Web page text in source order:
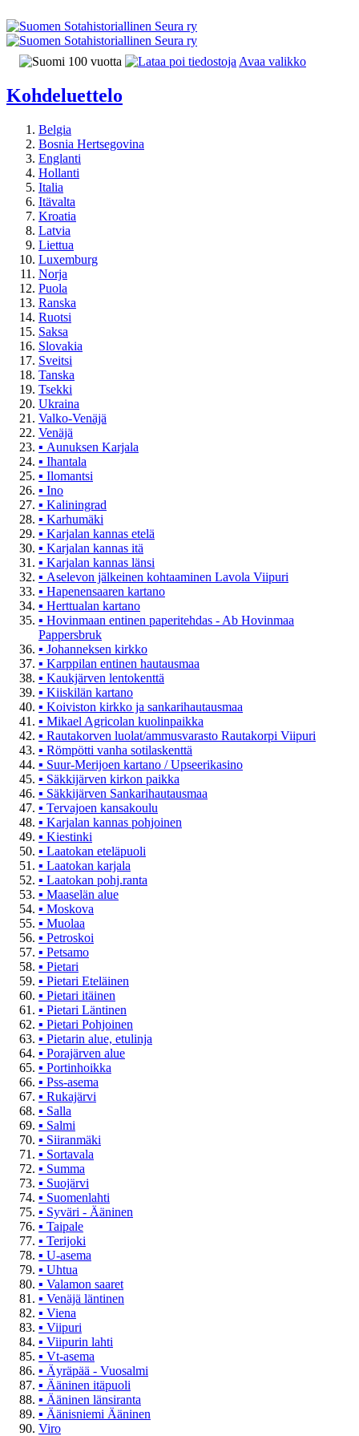
Avaa valikko
Kohdeluettelo
Belgia
Bosnia Hertsegovina
Englanti
Hollanti
Italia
Itävalta
Kroatia
Latvia
Liettua
Luxemburg
Norja
Puola
Ranska
Ruotsi
Saksa
Slovakia
Sveitsi
Tanska
Tsekki
Ukraina
Valko-Venäjä
Venäjä
▪ Aunuksen Karjala
▪ Ihantala
▪ Ilomantsi
▪ Ino
▪ Kaliningrad
▪ Karhumäki
▪ Karjalan kannas etelä
▪ Karjalan kannas itä
▪ Karjalan kannas länsi
▪ Aselevon jälkeinen kohtaaminen Lavola Viipuri
▪ Hapenensaaren kartano
▪ Herttualan kartano
▪ Hovinmaan entinen paperitehdas - Ab Hovinmaa
Pappersbruk
▪ Johanneksen kirkko
▪ Karppilan entinen hautausmaa
▪ Kaukjärven lentokenttä
▪ Kiiskilän kartano
▪ Koiviston kirkko ja sankarihautausmaa
▪ Mikael Agricolan kuolinpaikka
▪ Rautakorven luolat/ammusvarasto Rautakorpi Viipuri
▪ Römpötti vanha sotilaskenttä
▪ Suur-Merijoen kartano / Upseerikasino
▪ Säkkijärven kirkon paikka
▪ Säkkijärven Sankarihautausmaa
▪ Tervajoen kansakoulu
▪ Karjalan kannas pohjoinen
▪ Kiestinki
▪ Laatokan eteläpuoli
▪ Laatokan karjala
▪ Laatokan pohj.ranta
▪ Maaselän alue
▪ Moskova
▪ Muolaa
▪ Petroskoi
▪ Petsamo
▪ Pietari
▪ Pietari Eteläinen
▪ Pietari itäinen
▪ Pietari Läntinen
▪ Pietari Pohjoinen
▪ Pietarin alue, etulinja
▪ Porajärven alue
▪ Portinhoikka
▪ Pss-asema
▪ Rukajärvi
▪ Salla
▪ Salmi
▪ Siiranmäki
▪ Sortavala
▪ Summa
▪ Suojärvi
▪ Suomenlahti
▪ Syväri - Ääninen
▪ Taipale
▪ Terijoki
▪ U-asema
▪ Uhtua
▪ Valamon saaret
▪ Venäjä läntinen
▪ Viena
▪ Viipuri
▪ Viipurin lahti
▪ Vt-asema
▪ Äyräpää - Vuosalmi
▪ Ääninen itäpuoli
▪ Ääninen länsiranta
▪ Äänisniemi Ääninen
Viro